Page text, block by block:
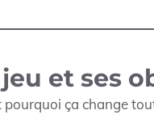
et ses
ça change